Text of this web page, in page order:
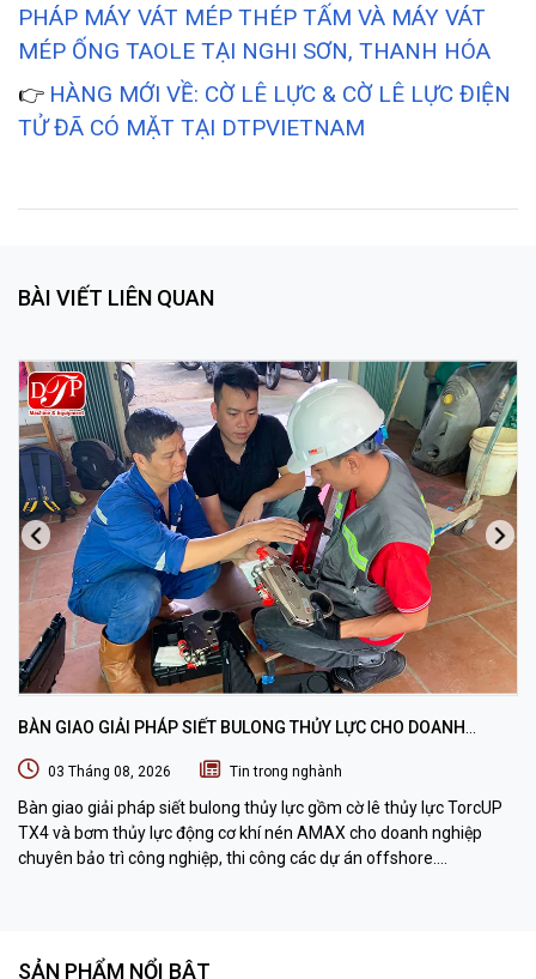
PHÁP MÁY VÁT MÉP THÉP TẤM VÀ MÁY VÁT
MÉP ỐNG TAOLE TẠI NGHI SƠN, THANH HÓA
👉 HÀNG MỚI VỀ: CỜ LÊ LỰC & CỜ LÊ LỰC ĐIỆN
TỬ ĐÃ CÓ MẶT TẠI DTPVIETNAM
BÀI VIẾT LIÊN QUAN
BÀN GIAO GIẢI PHÁP SIẾT BULONG THỦY LỰC CHO DOANH
03 Tháng 08, 2026 Tin trong nghành
Bàn giao giải pháp siết bulong thủy lực gồm cờ lê thủy lực TorcUP
TX4 và bơm thủy lực động cơ khí nén AMAX cho doanh nghiệp
chuyên bảo trì công nghiệp, thi công các dự án offshore.
SẢN PHẨM NỔI BẬT